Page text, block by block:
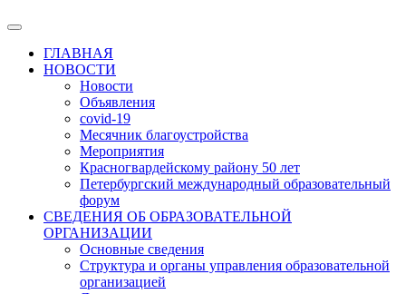
ГЛАВНАЯ
НОВОСТИ
Новости
Объявления
covid-19
Месячник благоустройства
Мероприятия
Красногвардейскому району 50 лет
Петербургский международный образовательный
форум
СВЕДЕНИЯ ОБ ОБРАЗОВАТЕЛЬНОЙ
ОРГАНИЗАЦИИ
Основные сведения
Структура и органы управления образовательной
организацией